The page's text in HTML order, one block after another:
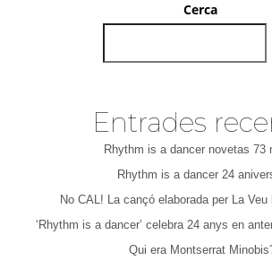
Cerca
Entrades
Rhythm is a dancer novetas 73
Rhythm is a dancer 24
No CAL! La cançó elaborada per La
‘Rhythm is a dancer’ celebra 24 anys en
Qui era Montserrat